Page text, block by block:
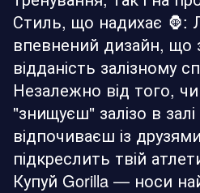
Стиль, що надихає 🦍:
впевнений дизайн, що
відданість залізному
Незалежно від того,
"знищуєш" залізо в
відпочиваєш із
підкреслить твій
Купуй Gorilla — носи